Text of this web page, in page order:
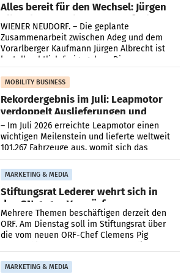
Alles bereit für den Wechsel: Jürgen
Albrecht setzt ab 1.1.2027 auf Adeg
WIENER NEUDORF. – Die geplante
Zusammenarbeit zwischen Adeg und dem
Vorarlberger Kaufmann Jürgen Albrecht ist
kartellrechtlich freigegeben: Die
Bundeswettbewerbsbehörde und der
Bundeskartellanwalt
MOBILITY BUSINESS
Rekordergebnis im Juli: Leapmotor
verdoppelt Auslieferungen und
überschreitet die 100.000er-Marke
– Im Juli 2026 erreichte Leapmotor einen
wichtigen Meilenstein und lieferte weltweit
101.267 Fahrzeuge aus, womit sich das
Ergebnis gegenüber Juli 2025 mehr als
verdoppelte (+102
MARKETING & MEDIA
Stiftungsrat Lederer wehrt sich in
den SN gegen Vorwürfe
Mehrere Themen beschäftigen derzeit den
ORF. Am Dienstag soll im Stiftungsrat über
die vom neuen ORF-Chef Clemens Pig
MARKETING & MEDIA